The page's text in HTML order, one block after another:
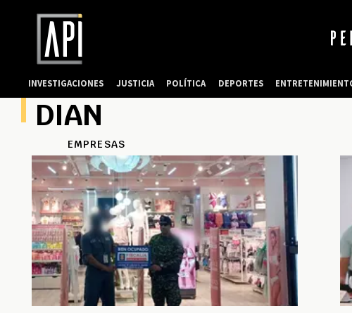
DIAN
EMPRESAS
INVESTIGACIONES JUSTICIA POLÍTICA DEPORTES